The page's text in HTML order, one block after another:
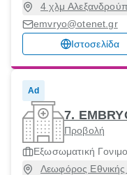
4 χλμ
emvryo@otenet.gr
Ιστοσελίδα
Ad
7.
Προβολή
Εξωσωματική
Λεωφόρος Εθνικής